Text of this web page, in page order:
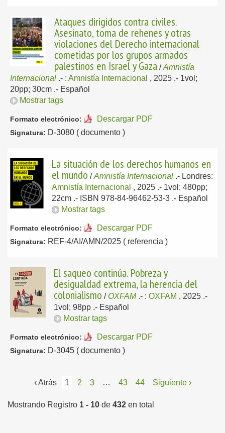
Ataques dirigidos contra civiles.
Asesinato, toma de rehenes y otras
violaciones del Derecho internacional
cometidas por los grupos armados
palestinos en Israel y Gaza /Amnistía
Internacional .- : Amnistía Internacional , 2025 .- 1vol;
20pp; 30cm .- Español
Mostrar tags
Formato electrónico: Descargar PDF
Signatura: D-3080 ( documento )
La situación de los derechos humanos en
el mundo /Amnistía Internacional .- Londres:
Amnistía Internacional , 2025 .- 1vol; 480pp;
22cm .- ISBN 978-84-96462-53-3 .- Español
Mostrar tags
Formato electrónico: Descargar PDF
Signatura: REF-4/AI/AMN/2025 ( referencia )
El saqueo continúa. Pobreza y
desigualdad extrema, la herencia del
colonialismo / OXFAM .- : OXFAM , 2025 .-
1vol; 98pp .- Español
Mostrar tags
Formato electrónico: Descargar PDF
Signatura: D-3045 ( documento )
‹ Atrás 1 2 3 … 43 44 Siguiente ›
Mostrando Registro 1 - 10 de 432 en total